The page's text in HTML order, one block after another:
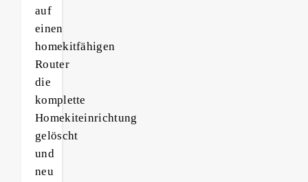
auf
einen
homekitfähigen
Router
die
komplette
Homekiteinrichtung
gelöscht
und
neu